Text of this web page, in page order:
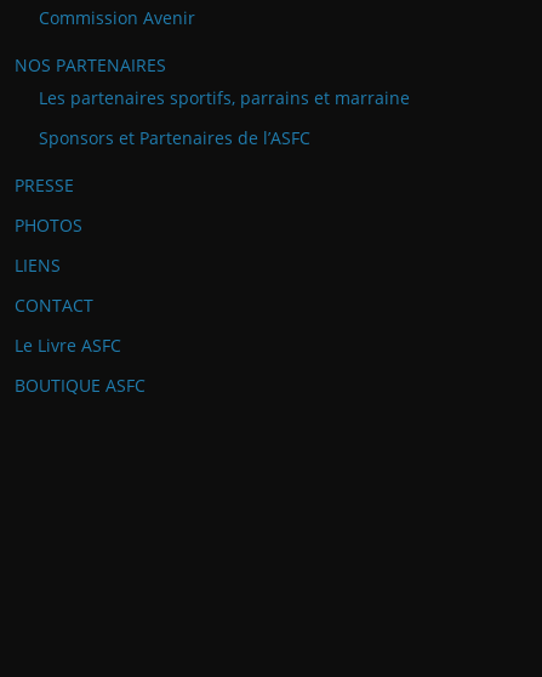
Commission Avenir
NOS PARTENAIRES
Les partenaires sportifs, parrains et marraine
Sponsors et Partenaires de l’ASFC
PRESSE
PHOTOS
LIENS
CONTACT
Le Livre ASFC
BOUTIQUE ASFC